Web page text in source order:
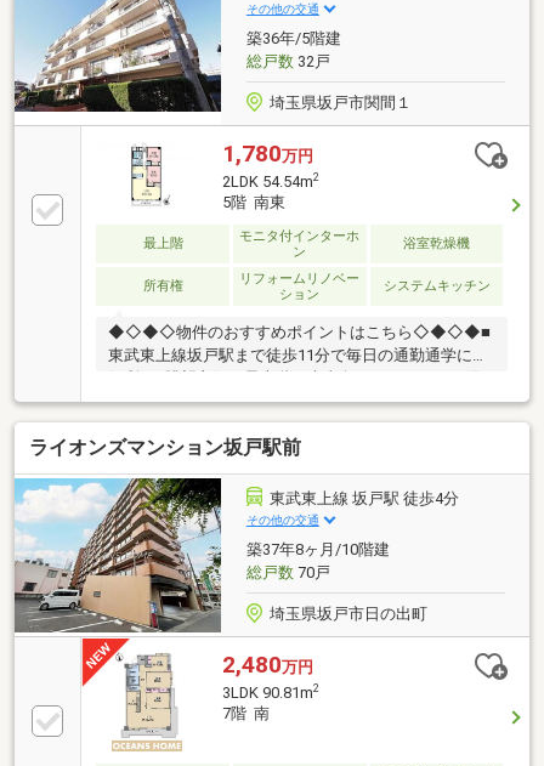
その他の交通
築36年/5階建
総戸数32戸
埼玉県坂戸市関間１
1,780万円
2LDK 54.54m2
5階 南東
最上階
モニタ付インターホ
ン
浴室乾燥機
所有権
リフォームリノベー
ション
システムキッチン
◆◇◆◇物件のおすすめポイントはこちら◇◆◇◆■
東武東上線坂戸駅まで徒歩11分で毎日の通勤通学にも
当たりも良好■気持ちよく新生活を送れるよう、リフ
ォーム後のお引渡し■お片付けしやすくお部屋がすっ
きり各室収納■安心でおいしい水を手軽に利用できる
浄水器付きシステムキッチン■慌ただしい引っ越しの
直後でも快適な室温でくつろげるエアコン1基付き■TV
モニター付インターホンでセキュリティ面も安心
ライオンズマンション坂戸駅前
東武東上線 坂戸駅 徒歩4分
その他の交通
築37年8ヶ月/10階建
総戸数70戸
埼玉県坂戸市日の出町
2,480万円
3LDK 90.81m2
7階 南